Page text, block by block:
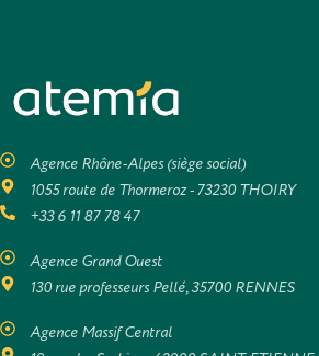
Agence Rhône-Alpes (siège social)
1055 route de Thormeroz - 73230 THOIRY
+33 6 11 87 78 47
Agence Grand Ouest
130 rue professeurs Pellé, 35700 RENNES
Agence Massif Central